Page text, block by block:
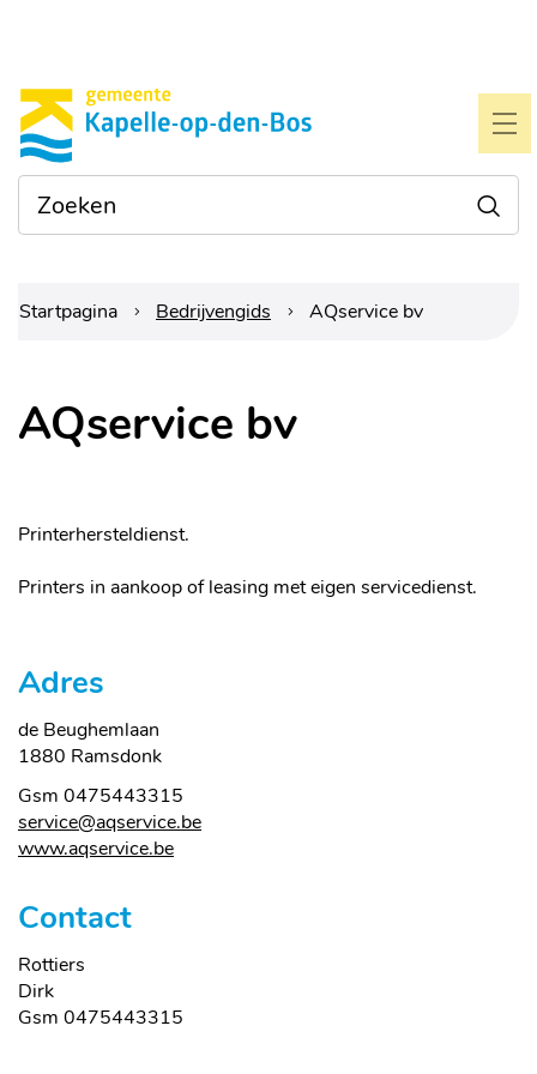
Gemeente
Kapelle-
op-
den-
Waarmee
kunnen
we je
Startpagina Bedrijvengids AQservice bv
AQservice bv
Printerhersteldienst.
Printers in aankoop of leasing met eigen servicedienst.
Adres
de Beughemlaan
,1880 Ramsdonk
Gsm 0475443315
E-
mail
service@aqservice.be
Website
www.aqservice.be
Contact
Naam
Rottiers
Voornaam
Dirk
Gsm 0475443315